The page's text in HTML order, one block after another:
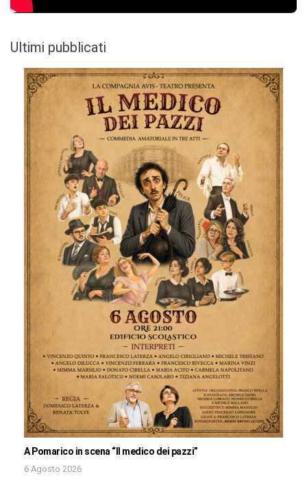
Ultimi pubblicati
A Pomarico in scena “Il medico dei pazzi”
6 Agosto 2026